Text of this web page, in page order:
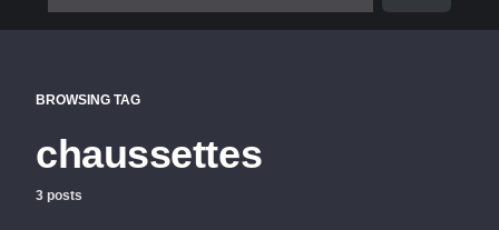
BROWSING TAG
chaussettes
3 posts